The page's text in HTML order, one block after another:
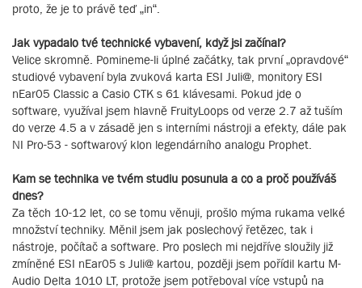
proto, že je to právě teď „in“.
Jak vypadalo tvé technické vybavení, když jsi začínal?
Velice skromně. Pomineme-li úplné začátky, tak první „opravdové“
studiové vybavení byla zvuková karta ESI Juli@, monitory ESI
nEar05 Classic a Casio CTK s 61 klávesami. Pokud jde o
software, využíval jsem hlavně FruityLoops od verze 2.7 až tuším
do verze 4.5 a v zásadě jen s interními nástroji a efekty, dále pak
NI Pro-53 - softwarový klon legendárního analogu Prophet.
Kam se technika ve tvém studiu posunula a co a proč používáš
dnes?
Za těch 10-12 let, co se tomu věnuji, prošlo mýma rukama velké
množství techniky. Měnil jsem jak poslechový řetězec, tak i
nástroje, počítač a software. Pro poslech mi nejdříve sloužily již
zmíněné ESI nEar05 s Juli@ kartou, později jsem pořídil kartu M-
Audio Delta 1010 LT, protože jsem potřeboval více vstupů na